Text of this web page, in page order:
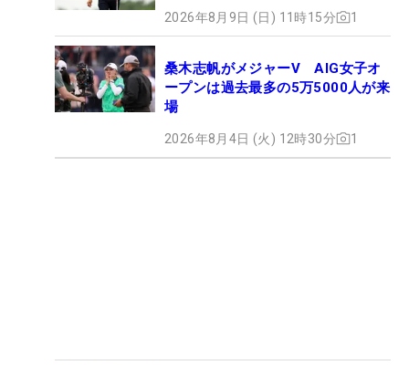
2026年8月9日 (日) 11時15分 1
桑木志帆がメジャーV AIG女子オ
ープンは過去最多の5万5000人が来
場
2026年8月4日 (火) 12時30分 1